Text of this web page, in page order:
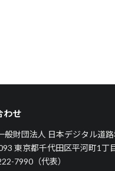
わせ
般財団法人 日本デジタル道路
東京都千代田区平河町1丁
7990（代表）